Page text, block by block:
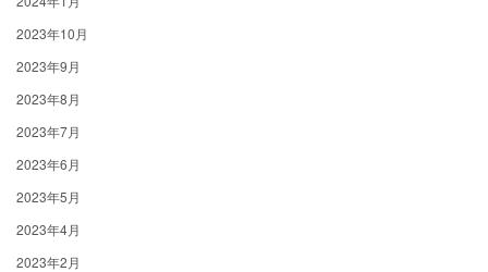
2023年10月
2023年9月
2023年8月
2023年7月
2023年6月
2023年5月
2023年4月
2023年2月